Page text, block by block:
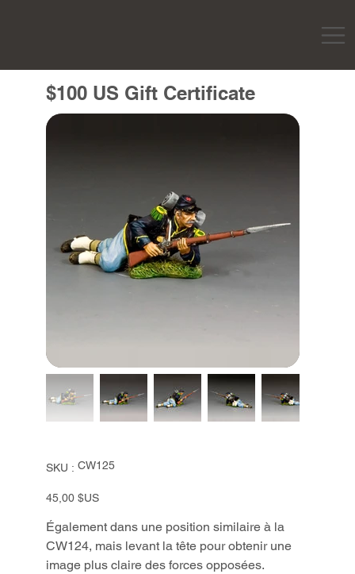
$100 US Gift Certificate
SKU : SKU
CW125
CW125
Prix
45,00 $US
Également dans une position similaire à la
CW124, mais levant la tête pour obtenir une
image plus claire des forces opposées.